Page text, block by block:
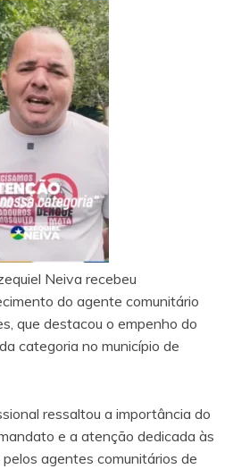
Neiva recebeu
do agente comunitário
que destacou o empenho do
categoria no município de
ressaltou a importância do
e a atenção dedicada às
agentes comunitários de